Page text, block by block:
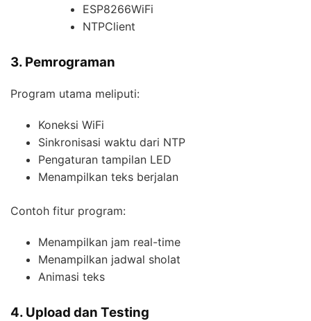
ESP8266WiFi
NTPClient
3. Pemrograman
Program utama meliputi:
Koneksi WiFi
Sinkronisasi waktu dari NTP
Pengaturan tampilan LED
Menampilkan teks berjalan
Contoh fitur program:
Menampilkan jam real-time
Menampilkan jadwal sholat
Animasi teks
4. Upload dan Testing